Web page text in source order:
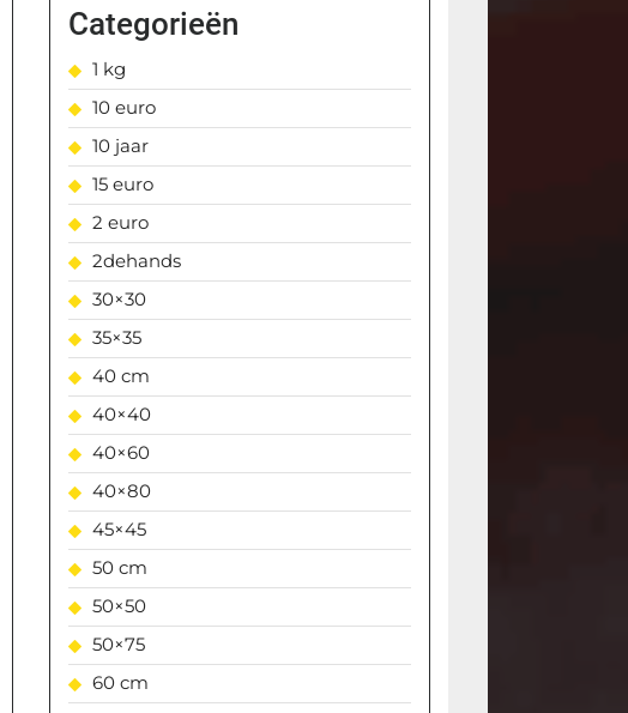
Categorieën
1 kg
10 euro
10 jaar
15 euro
2 euro
2dehands
30×30
35×35
40 cm
40×40
40×60
40×80
45×45
50 cm
50×50
50×75
60 cm